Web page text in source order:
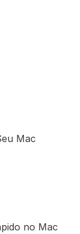
Mac
no Mac